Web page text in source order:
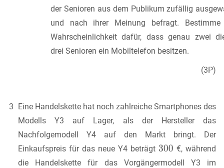
der Senioren aus dem Publikum zufällig
und nach ihrer Meinung befragt. Bestimme
Wahrscheinlichkeit dafür, dass genau zwei
drei Senioren ein Mobiltelefon besitzen.
(3P)
3 Eine Handelskette hat noch zahlreiche Smartphones des
Modells Y3 auf Lager, als der Hersteller das
Nachfolgemodell Y4 auf den Markt bringt. Der
Einkaufspreis für das neue Y4 beträgt
€, während
die Handelskette für das Vorgängermodell Y3 im